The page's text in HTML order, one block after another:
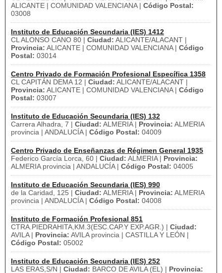
ALICANTE | COMUNIDAD VALENCIANA | Código Postal:
03008
Instituto de Educación Secundaria (IES) 1412
CL ALONSO CANO 80 | Ciudad: ALICANTE/ALACANT |
Provincia: ALICANTE | COMUNIDAD VALENCIANA | Código
Postal: 03014
Centro Privado de Formación Profesional Específica 1358
CL CAPITÁN DEMA 12 | Ciudad: ALICANTE/ALACANT |
Provincia: ALICANTE | COMUNIDAD VALENCIANA | Código
Postal: 03007
Instituto de Educación Secundaria (IES) 132
Carrera Alhadra, 7 | Ciudad: ALMERIA | Provincia: ALMERIA
provincia | ANDALUCÍA | Código Postal: 04009
Centro Privado de Enseñanzas de Régimen General 1935
Federico García Lorca, 60 | Ciudad: ALMERIA | Provincia:
ALMERIA provincia | ANDALUCÍA | Código Postal: 04005
Instituto de Educación Secundaria (IES) 990
de la Caridad, 125 | Ciudad: ALMERIA | Provincia: ALMERIA
provincia | ANDALUCÍA | Código Postal: 04008
Instituto de Formación Profesional 851
CTRA.PIEDRAHITA,KM.3(ESC.CAP.Y EXP.AGR.) | Ciudad:
AVILA | Provincia: AVILA provincia | CASTILLA Y LEÓN |
Código Postal: 05002
Instituto de Educación Secundaria (IES) 252
LAS ERAS,S/N | Ciudad: BARCO DE AVILA (EL) | Provincia: